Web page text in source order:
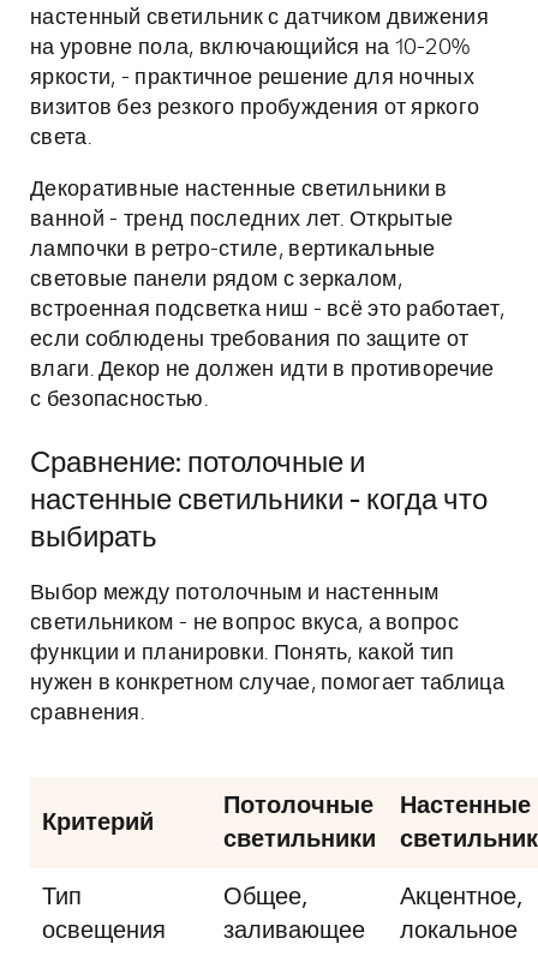
настенный светильник с датчиком движения
на уровне пола, включающийся на 10-20%
яркости, - практичное решение для ночных
визитов без резкого пробуждения от яркого
света.
Декоративные настенные светильники в
ванной - тренд последних лет. Открытые
лампочки в ретро-стиле, вертикальные
световые панели рядом с зеркалом,
встроенная подсветка ниш - всё это работает,
если соблюдены требования по защите от
влаги. Декор не должен идти в противоречие
с безопасностью.
Сравнение: потолочные и
настенные светильники - когда что
выбирать
Выбор между потолочным и настенным
светильником - не вопрос вкуса, а вопрос
функции и планировки. Понять, какой тип
нужен в конкретном случае, помогает таблица
сравнения.
Критерий
Потолочные
светильники
Настенные
Тип
освещения
Общее,
заливающее
Акцентное,
локальное